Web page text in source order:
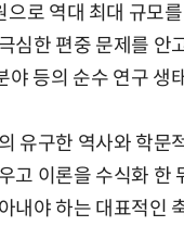
로 역대 최대 규모
심한 편중 문제를 안
야 등의 순수 연구
유구한 역사와 학문
고 이론을 수식화 한
내야 하는 대표적인